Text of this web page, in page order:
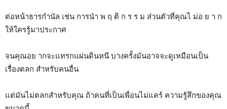
ต่อหน้าธารกำนัล เช่น การนำ พ ฤ ติ ก ร ร ม ส่วนตัวที่คุณไ ม่อ ย า ก
ให้ใครรู้มาประกาศ
จนคุณอย ากจะแทรกแผ่นดินหนี บางครั้งมันอาจจะดูเหมือนเป็น
เรื่องตลก สำหรับคนอื่น
แต่มันไม่ตลกสำหรับคุณ ถ้าคนที่เป็นเพื่อนไม่แคร์ ความรู้สึกของคุณ